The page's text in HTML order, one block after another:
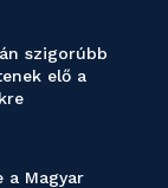
szigorúbb
elő a
a Magyar